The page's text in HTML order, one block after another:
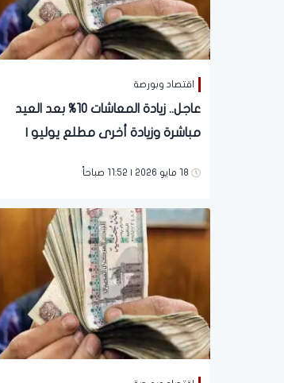
اقتصاد وبورصة
عاجل.. زيادة المعاشات 10% بعد العيد
مباشرة وزيادة أخرى مطلع يوليو |
18 مايو 2026 | 11:52 صباحاً